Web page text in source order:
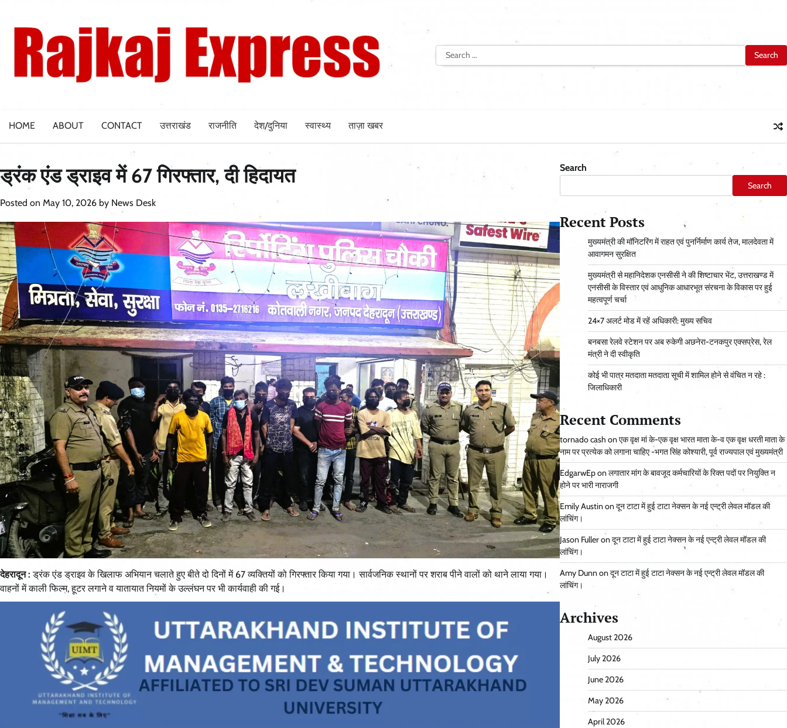
content
Search
for:
HOME ABOUT CONTACT उत्तराखंड राजनीति देश/दुनिया स्वास्थ्य ताज़ा खबर
ड्रंक एंड ड्राइव में 67 गिरफ्तार, दी हिदायत
Posted on May 10, 2026 by News Desk
देहरादून : ड्रंक एंड ड्राइव के खिलाफ अभियान चलाते हुए बीते दो दिनों में 67 व्यक्तियों को गिरफ्तार किया गया। सार्वजनिक स्थानों पर शराब पीने वालों को थाने लाया गया।
वाहनों में काली फिल्म, हूटर लगाने व यातायात नियमों के उल्लंघन पर भी कार्यवाही की गई।
Search
Search
Recent Posts
मुख्यमंत्री की मॉनिटरिंग में राहत एवं पुनर्निर्माण कार्य तेज, मालदेवता में
आवागमन सुरक्षित
मुख्यमंत्री से महानिदेशक एनसीसी ने की शिष्टाचार भेंट, उत्तराखण्ड में
एनसीसी के विस्तार एवं आधुनिक आधारभूत संरचना के विकास पर हुई
महत्वपूर्ण चर्चा
24×7 अलर्ट मोड में रहें अधिकारी: मुख्य सचिव
बनबसा रेलवे स्टेशन पर अब रुकेगी अछनेरा-टनकपुर एक्सप्रेस, रेल
मंत्री ने दी स्वीकृति
कोई भी पात्र मतदाता मतदाता सूची में शामिल होने से वंचित न रहे :
जिलाधिकारी
Recent Comments
tornado cash onएक वृक्ष मां के-एक वृक्ष भारत माता के-व एक वृक्ष धरती माता के
नाम पर प्रत्येक को लगाना चाहिए -भगत सिंह कोश्यारी, पूर्व राज्यपाल एवं मुख्यमंत्री
EdgarwEponलगातार मांग के बावजूद कर्मचारियों के रिक्त पदों पर नियुक्ति न
होने पर भारी नाराजगी
Emily Austinonदून टाटा में हुई टाटा नेक्सन के नई एन्ट्री लेवल मॉडल की
लांचिंग।
Jason Fulleronदून टाटा में हुई टाटा नेक्सन के नई एन्ट्री लेवल मॉडल की
लांचिंग।
Amy Dunnonदून टाटा में हुई टाटा नेक्सन के नई एन्ट्री लेवल मॉडल की
लांचिंग।
Archives
August 2026
July 2026
June 2026
May 2026
April 2026